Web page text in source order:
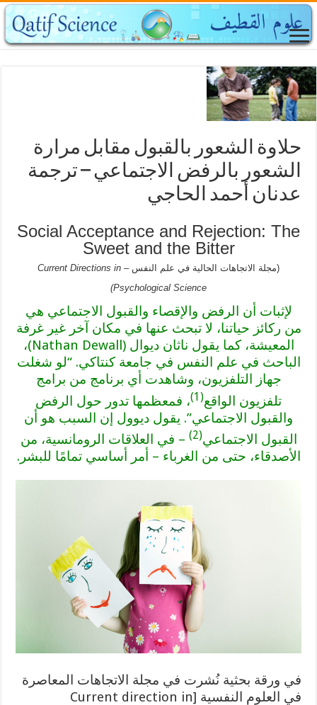
حلاوة الشعور بالقبول مقابل مرارة
الشعور بالرفض الاجتماعي – ترجمة
عدنان أحمد الحاجي
Social Acceptance and Rejection: The
Sweet and the Bitter
(مجلة الاتجاهات الحالية في علم النفس – Current Directions in
Psychological Science)
لإثبات أن الرفض والإقصاء والقبول الاجتماعي هي
من ركائز حياتنا، لا تبحث عنها في مكان آخر غير غرفة
المعيشة، كما يقول ناثان ديوال (Nathan Dewall)،
الباحث في علم النفس في جامعة كنتاكي. “لو شغلت
جهاز التلفزيون، وشاهدت أي برنامج من برامج
تلفزيون الواقع(1)
، فمعظمها تدور حول الرفض
والقبول الاجتماعي”. يقول ديوول إن السبب هو أن
القبول الاجتماعي(2)
– في العلاقات الرومانسية، من
الأصدقاء، حتى من الغرباء – أمر أساسي تمامًا للبشر.
في ورقة بحثية نُشرت في مجلة الاتجاهات المعاصرة
في العلوم النفسية
[Current direction in